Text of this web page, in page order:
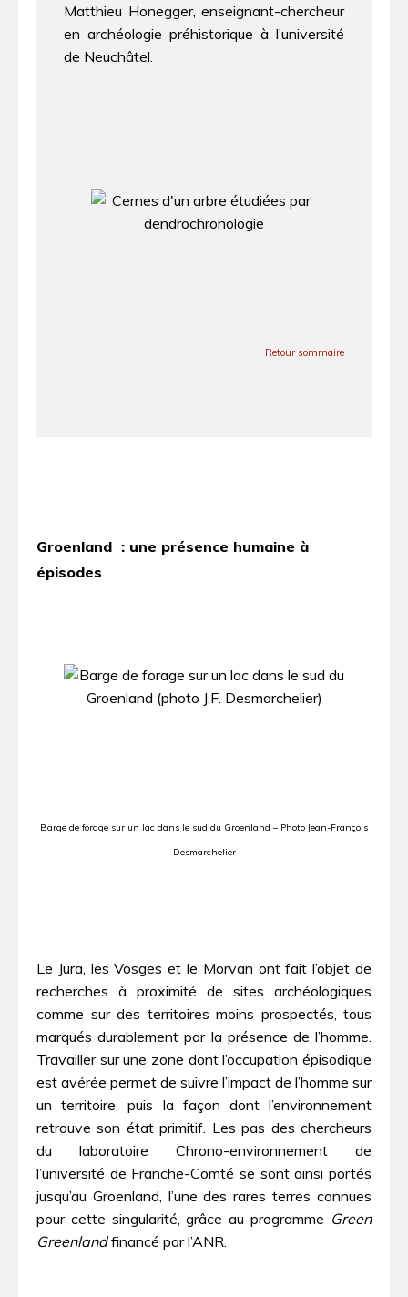
Matthieu Honegger, enseignant-chercheur
en archéologie préhistorique à l’université
de Neuchâtel.
Retour sommaire
Groenland : une présence humaine à
épisodes
Barge de forage sur un lac dans le sud du Groenland – Photo Jean-François
Desmarchelier
Le Jura, les Vosges et le Morvan ont fait l’objet de
recherches à proximité de sites archéologiques
comme sur des territoires moins prospectés, tous
marqués durablement par la présence de l’homme.
Travailler sur une zone dont l’occupation épisodique
est avérée permet de suivre l’impact de l’homme sur
un territoire, puis la façon dont l’environnement
retrouve son état primitif. Les pas des chercheurs
du laboratoire Chrono-environnement de
l’université de Franche-Comté se sont ainsi portés
jusqu’au Groenland, l’une des rares terres connues
pour cette singularité, grâce au programme Green
Greenlandfinancé par l’ANR.